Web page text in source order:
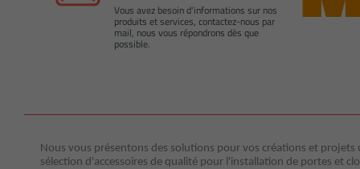
Vous avez besoin d'informations sur nos
produits et services, contactez-nous par
mail, nous vous répondrons dès que
possible.
Nous vous présentons des solutions pour vos créations et projets
sélection d'accessoires de qualité pour l'installation de portes et